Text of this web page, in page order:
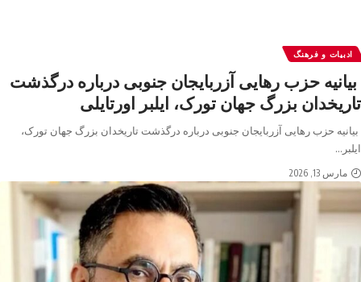
ادبیات و فرهنگ
بیانیه حزب رهایی آزربایجان جنوبی درباره درگذشت
تاریخدان بزرگ جهان تورک، ایلبر اورتایلی
بیانیه حزب رهایی آزربایجان جنوبی درباره درگذشت تاریخدان بزرگ جهان تورک،
ایلبر …
مارس 13, 2026